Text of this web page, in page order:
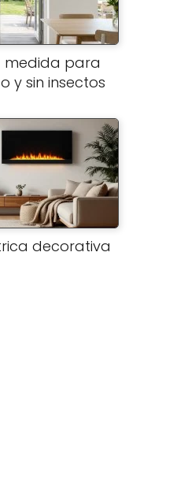
medida para
y sin insectos
decorativa